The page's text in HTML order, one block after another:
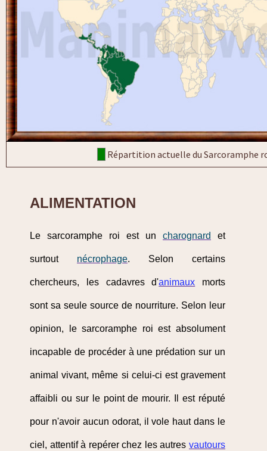
Répartition actuelle du Sarcoramphe
ALIMENTATION
Le sarcoramphe roi est un charognard et
surtout nécrophage. Selon certains
chercheurs, les cadavres d'animaux morts
sont sa seule source de nourriture. Selon leur
opinion, le sarcoramphe roi est absolument
incapable de procéder à une prédation sur un
animal vivant, même si celui-ci est gravement
affaibli ou sur le point de mourir. Il est réputé
pour n'avoir aucun odorat, il vole haut dans le
ciel, attentif à repérer chez les autres vautours